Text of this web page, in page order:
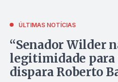
ÚLTIMAS NOTÍCIAS
“Senador Wilder
legitimidade para
dispara Roberto